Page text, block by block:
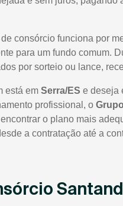
consórcio funciona por
para um fundo comum.
por sorteio ou lance,
está em Serra/ES e deseja
profissional, o
o plano mais
a contratação até a